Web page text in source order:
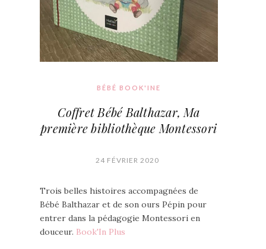
BÉBÉ BOOK'INE
Coffret Bébé Balthazar, Ma
première bibliothèque Montessori
24 FÉVRIER 2020
Trois belles histoires accompagnées de
Bébé Balthazar et de son ours Pépin pour
entrer dans la pédagogie Montessori en
douceur. Book'In Plus